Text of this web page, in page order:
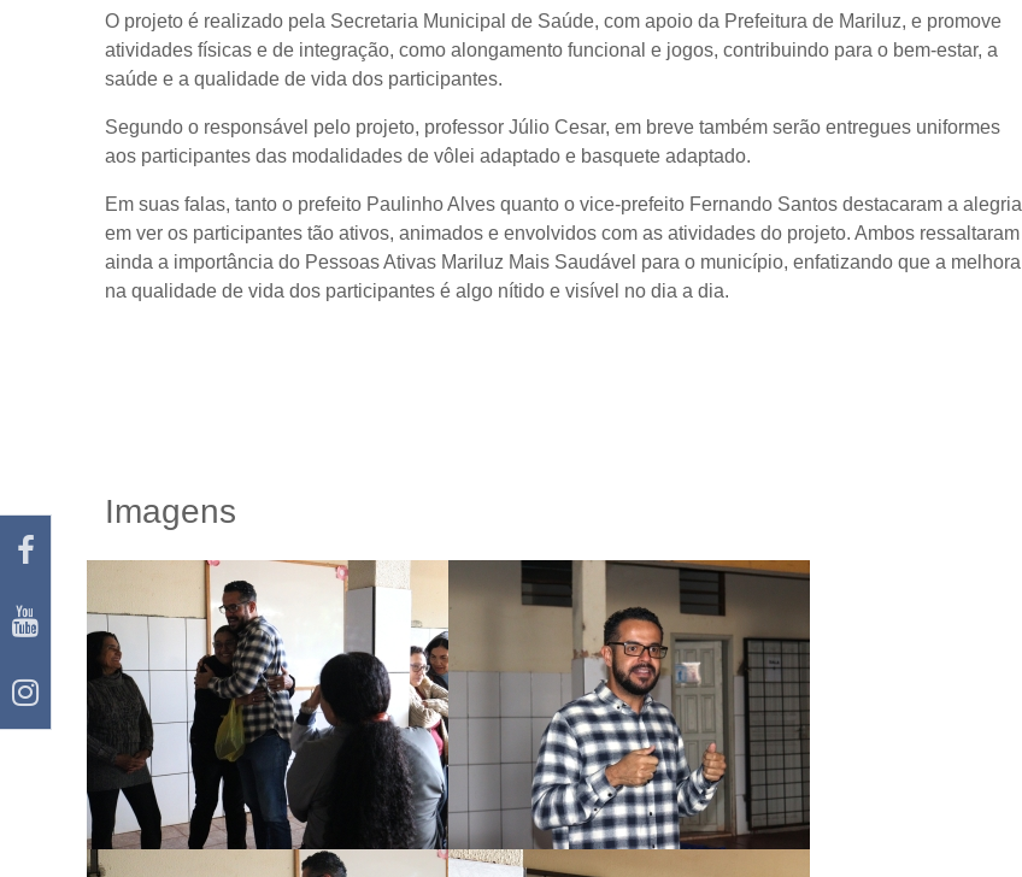
O projeto é realizado pela Secretaria Municipal de Saúde, com apoio da Prefeitura de Mariluz, e promove
atividades físicas e de integração, como alongamento funcional e jogos, contribuindo para o bem-estar, a
saúde e a qualidade de vida dos participantes.
Segundo o responsável pelo projeto, professor Júlio Cesar, em breve também serão entregues uniformes
aos participantes das modalidades de vôlei adaptado e basquete adaptado.
Em suas falas, tanto o prefeito Paulinho Alves quanto o vice-prefeito Fernando Santos destacaram a alegria
em ver os participantes tão ativos, animados e envolvidos com as atividades do projeto. Ambos ressaltaram
ainda a importância do Pessoas Ativas Mariluz Mais Saudável para o município, enfatizando que a melhora
na qualidade de vida dos participantes é algo nítido e visível no dia a dia.
Imagens